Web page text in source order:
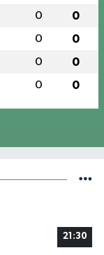
0 0
0 0
0 0
0 0
21:30